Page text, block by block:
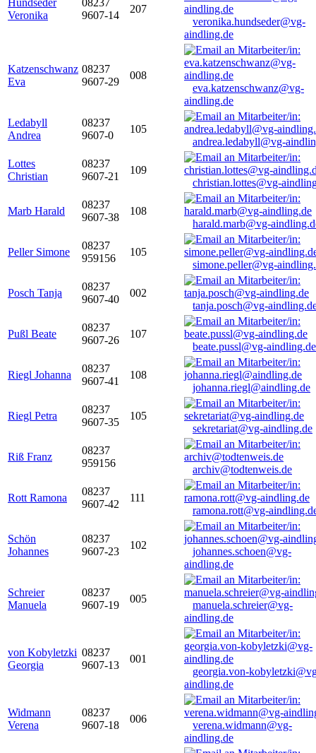
Hundseder
Veronika
08237
9607-14
207
veronika.hundseder@vg-
aindling.de
Katzenschwanz
Eva
08237
9607-29
008
eva.katzenschwanz@vg-
aindling.de
Ledabyll
Andrea
08237
9607-0
105
andrea.ledabyll@vg-
Lottes
Christian
08237
9607-21
109
christian.lottes@vg-
Marb Harald
08237
9607-38
108
harald.marb@vg-
Peller Simone
08237
959156
105
simone.peller@vg-
Posch Tanja
08237
9607-40
002
tanja.posch@vg-
Pußl Beate
08237
9607-26
107
beate.pussl@vg-aindling.de
Riegl Johanna
08237
9607-41
108
johanna.riegl@aindling.de
Riegl Petra
08237
9607-35
105
sekretariat@vg-aindling.de
Riß Franz
08237
959156
archiv@todtenweis.de
Rott Ramona
08237
9607-42
111
ramona.rott@vg-
Schön
Johannes
08237
9607-23
102
johannes.schoen@vg-
aindling.de
Schreier
Manuela
08237
9607-19
005
manuela.schreier@vg-
aindling.de
von Kobyletzki
Georgia
08237
9607-13
001
georgia.von-
aindling.de
Widmann
Verena
08237
9607-18
006
verena.widmann@vg-
aindling.de